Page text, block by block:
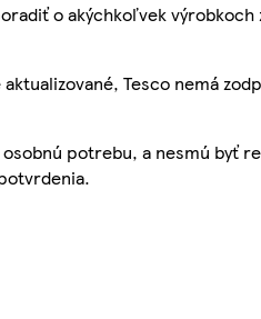
o akýchkoľvek
Tesco nemá
potrebu, a nesmú byť